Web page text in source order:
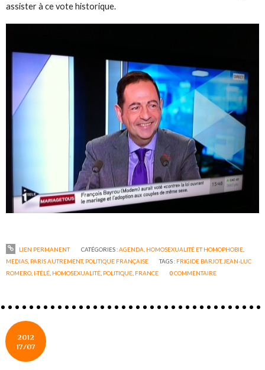
assister à ce vote historique.
LIEN PERMANENT CATÉGORIES :AGENDA HOMOSEXUALITÉ ET HOMOPHOBIE,
MEDIAS PARIS AUTREMENT, POLITIQUE FRANÇAISE TAGS : FRIGIDE BARJOT, JEAN-LUC
ROMERO I-TÉLÉ HOMOSEXUALITÉ POLITIQUE FRANCE 0COMMENTAIRE
2012
17/07